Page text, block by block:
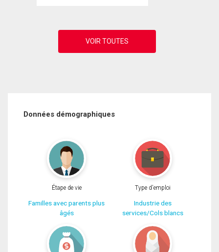
Données démographiques
Étape de vie
Familles avec parents plus
âgés
Type d'emploi
Industrie des
services/Cols blancs